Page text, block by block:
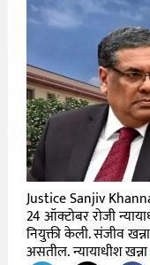
Justice Sanjiv Khanna :
24 ऑक्टोबर रोजी
नियुक्ती केली. संजीव
असतील. न्यायाधीश